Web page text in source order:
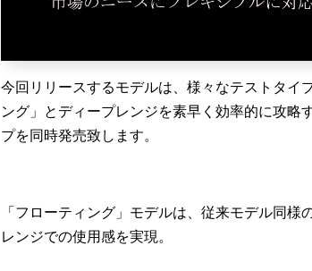
今回リリースするモデルは、様々なテストタイ
ング」とディープレンジを素早く効率的に攻略
プを同時発売致します。
「フローティング」モデルは、従来モデル同
レンジでの使用感を実現。